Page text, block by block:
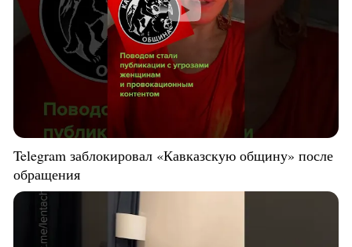
Telegram заблокировал «Кавказскую общину» после
обращения